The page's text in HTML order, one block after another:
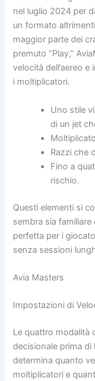
nel luglio 2024 per
un formato
maggior parte dei
premuto “Play,”
velocità dell’aereo
i moltiplicatori.
Uno stile
di un jet
Razzi che
Fino a
rischio.
Questi elementi si
sembra sia
perfetta per i
senza sessioni
Avia Masters
Impostazioni di
Le quattro modalità
decisionale prima di
determina quanto
moltiplicatori e